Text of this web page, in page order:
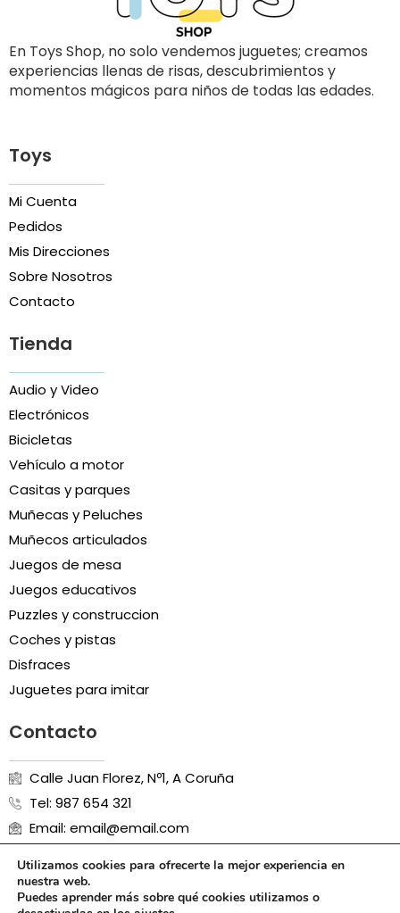
En Toys Shop, no solo vendemos juguetes; creamos
experiencias llenas de risas, descubrimientos y
momentos mágicos para niños de todas las edades.
Toys
Mi Cuenta
Pedidos
Mis Direcciones
Sobre Nosotros
Contacto
Tienda
Audio y Video
Electrónicos
Bicicletas
Vehículo a motor
Casitas y parques
Muñecas y Peluches
Muñecos articulados
Juegos de mesa
Juegos educativos
Puzzles y construccion
Coches y pistas
Disfraces
Juguetes para imitar
Contacto
Calle Juan Florez, Nº1, A Coruña
Tel: 987 654 321
Email: email@email.com
Aviso Legal Política de Cookies Política de Privacidad
Utilizamos cookies para ofrecerte la mejor experiencia en
nuestra web.
Puedes aprender más sobre qué cookies utilizamos o